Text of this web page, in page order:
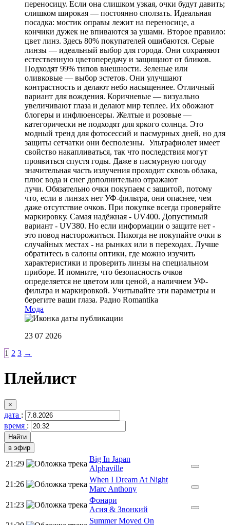
переносицу. Если она слишком узкая, очки будут давить;
слишком широкая — постоянно сползать. Идеальная
посадка: мостик оправы лежит на переносице, а
кончики дужек не впиваются за ушами. Второе правило:
цвет линз. Здесь 80% покупателей ошибаются. Серые
линзы — идеальный выбор для города. Они сохраняют
естественную цветопередачу и защищают от бликов.
Подходят 99% типов внешности. Зеленые или
оливковые — выбор эстетов. Они улучшают
контрастность и делают небо насыщеннее. Отличный
вариант для вождения. Коричневые — визуально
увеличивают глаза и делают мир теплее. Их обожают
блогеры и инфлюенсеры. Желтые и розовые —
категорически не подходят для яркого солнца. Это
модный тренд для фотосессий и пасмурных дней, но для
защиты сетчатки они бесполезны. Ультрафиолет имеет
свойство накапливаться, так что последствия могут
проявиться спустя годы. Даже в пасмурную погоду
значительная часть излучения проходит сквозь облака,
плюс вода и снег дополнительно отражают
лучи. Обязательно очки покупаем с защитой, потому
что, если в линзах нет УФ-фильтра, они опаснее, чем
даже отсутствие очков. При покупке всегда проверяйте
маркировку. Самая надёжная - UV400. Допустимый
вариант - UV380. Но если информации о защите нет -
это повод насторожиться. Никогда не покупайте очки в
случайных местах - на рынках или в переходах. Лучше
обратитесь в салоны оптики, где можно изучить
характеристики и проверить линзы на специальном
приборе. И помните, что безопасность очков
определяется не цветом или ценой, а наличием УФ-
фильтра и маркировкой. Учитывайте эти параметры и
берегите ваши глаза. Радио Romantika
Мода
23 07 2026
1 2 3 →
Плейлист
×
дата :
время :
в эфир
21:29
Big In Japan
Alphaville
21:26
When I Dream At Night
Marc Anthony
21:23
Фонари
Асия & Звонкий
Summer Moved On